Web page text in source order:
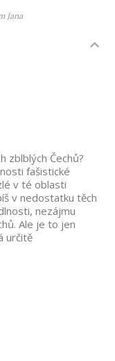
Jana
zblblých Čechů?
fašistické
v té oblasti
v nedostatku těch
nezájmu
Ale je to jen
určitě